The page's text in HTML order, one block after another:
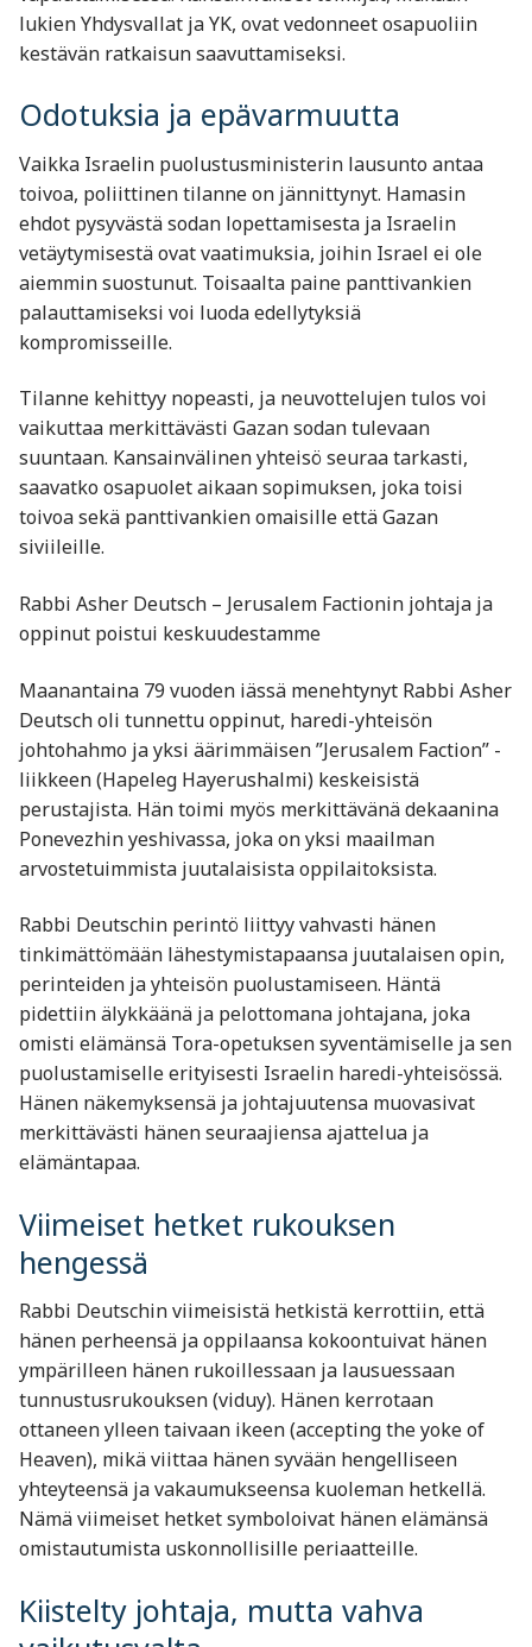
lukien Yhdysvallat ja YK, ovat vedonneet osapuoliin
kestävän ratkaisun saavuttamiseksi.
Odotuksia ja epävarmuutta
Vaikka Israelin puolustusministerin lausunto antaa
toivoa, poliittinen tilanne on jännittynyt. Hamasin
ehdot pysyvästä sodan lopettamisesta ja Israelin
vetäytymisestä ovat vaatimuksia, joihin Israel ei ole
aiemmin suostunut. Toisaalta paine panttivankien
palauttamiseksi voi luoda edellytyksiä
kompromisseille.
Tilanne kehittyy nopeasti, ja neuvottelujen tulos voi
vaikuttaa merkittävästi Gazan sodan tulevaan
suuntaan. Kansainvälinen yhteisö seuraa tarkasti,
saavatko osapuolet aikaan sopimuksen, joka toisi
toivoa sekä panttivankien omaisille että Gazan
siviileille.
Rabbi Asher Deutsch – Jerusalem Factionin johtaja ja
oppinut poistui keskuudestamme
Maanantaina 79 vuoden iässä menehtynyt Rabbi Asher
Deutsch oli tunnettu oppinut, haredi-yhteisön
johtohahmo ja yksi äärimmäisen ”Jerusalem Faction” -
liikkeen (Hapeleg Hayerushalmi) keskeisistä
perustajista. Hän toimi myös merkittävänä dekaanina
Ponevezhin yeshivassa, joka on yksi maailman
arvostetuimmista juutalaisista oppilaitoksista.
Rabbi Deutschin perintö liittyy vahvasti hänen
tinkimättömään lähestymistapaansa juutalaisen opin,
perinteiden ja yhteisön puolustamiseen. Häntä
pidettiin älykkäänä ja pelottomana johtajana, joka
omisti elämänsä Tora-opetuksen syventämiselle ja sen
puolustamiselle erityisesti Israelin haredi-yhteisössä.
Hänen näkemyksensä ja johtajuutensa muovasivat
merkittävästi hänen seuraajiensa ajattelua ja
elämäntapaa.
Viimeiset hetket rukouksen
hengessä
Rabbi Deutschin viimeisistä hetkistä kerrottiin, että
hänen perheensä ja oppilaansa kokoontuivat hänen
ympärilleen hänen rukoillessaan ja lausuessaan
tunnustusrukouksen (viduy). Hänen kerrotaan
ottaneen ylleen taivaan ikeen (accepting the yoke of
Heaven), mikä viittaa hänen syvään hengelliseen
yhteyteensä ja vakaumukseensa kuoleman hetkellä.
Nämä viimeiset hetket symboloivat hänen elämänsä
omistautumista uskonnollisille periaatteille.
Kiistelty johtaja, mutta vahva